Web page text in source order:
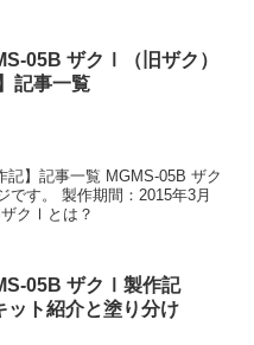
05B ザクⅠ（旧ザク）
記事一覧
記】記事一覧 MGMS-05B ザク
です。 製作期間：2015年3月
クⅠとは？
05B ザクⅠ製作記
ット紹介と塗り分け